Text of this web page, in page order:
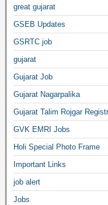
great gujarat
GSEB Updates
GSRTC job
gujarat
Gujarat Job
Gujarat Nagarpalika
Gujarat Talim Rojgar
GVK EMRI Jobs
Holi Special Photo Frame
Important Links
job alert
Jobs